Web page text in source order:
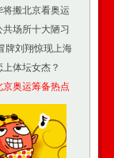
将搬北京看奥运
共场所十大陋习
牌刘翔惊现上海
上体坛女杰？
京奥运筹备热点